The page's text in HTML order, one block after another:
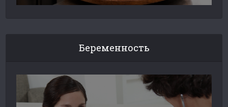
Беременность